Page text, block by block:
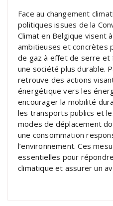
Face au changement
politiques issues de la
Climat en Belgique visent
ambitieuses et concrètes
de gaz à effet de serre et
une société plus durable.
retrouve des actions
énergétique vers les
encourager la mobilité
les transports publics et
modes de déplacement
une consommation
l’environnement. Ces
essentielles pour
climatique et assurer un